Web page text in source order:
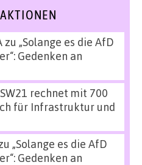
zu „Solange es die AfD
Gedenken an
rechnet mit 700
für Infrastruktur und
„Solange es die AfD
Gedenken an